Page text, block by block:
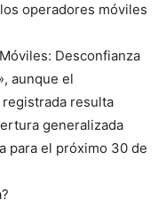
operadores móviles
Desconfianza
aunque el
resulta
generalizada
para el próximo 30 de